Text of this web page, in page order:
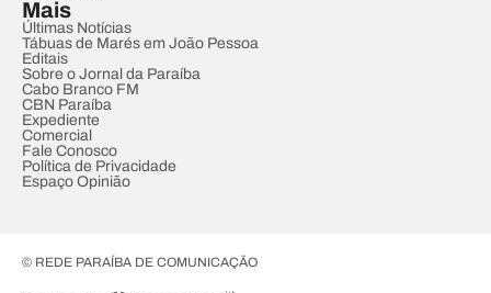
Mais
Últimas Notícias
Tábuas de Marés em João Pessoa
Editais
Sobre o Jornal da Paraíba
Cabo Branco FM
CBN Paraíba
Expediente
Comercial
Fale Conosco
Política de Privacidade
Espaço Opinião
© REDE PARAÍBA DE COMUNICAÇÃO